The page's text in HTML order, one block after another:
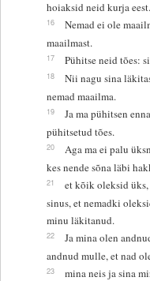
hoiaksid neid kurja eest.
16
Nemad ei ole
maailmast.
17 Pühitse neid tões:
18
Nii nagu sina
nemad maailma.
19
Ja ma pühitsen
pühitsetud tões.
20
Aga ma ei palu
kes nende sõna läbi
21
et kõik oleksid
sinus, et nemadki
minu läkitanud.
22
Ja mina olen
andnud mulle, et nad
23
mina neis ja sina